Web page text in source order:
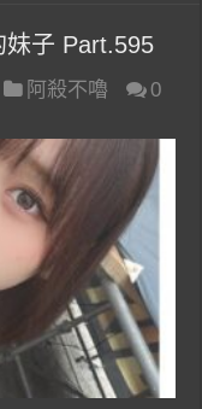
妹子 Part.595
阿殺不嚕
0